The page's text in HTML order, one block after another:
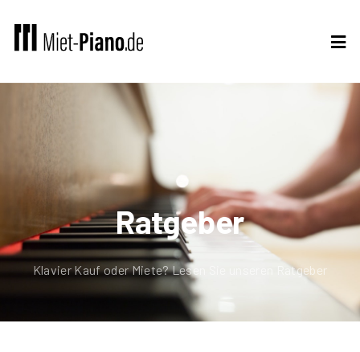
Ratgeber
Klavier Kauf oder Miete? Lesen Sie unseren Ratgeber